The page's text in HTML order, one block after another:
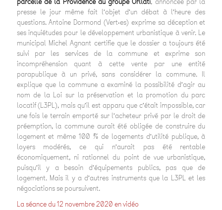
presse le jour même fait l’objet d’un débat à l’heure des
questions. Antoine Dormond (Vert·es) exprime sa déception et
ses inquiétudes pour le développement urbanistique à venir. Le
municipal Michel Agnant certifie que le dossier a toujours été
suivi par les services de la commune et exprime son
incompréhension quant à cette vente par une entité
parapublique à un privé, sans considérer la commune. Il
explique que la commune a examiné la possibilité d’agir au
nom de la Loi sur la préservation et la promotion du parc
locatif (L3PL), mais qu’il est apparu que c’était impossible, car
une fois le terrain emporté sur l’acheteur privé par le droit de
préemption, la commune aurait été obligée de construire du
logement et même 100 % de logements d’utilité publique, à
loyers modérés, ce qui n’aurait pas été rentable
économiquement, ni rationnel du point de vue urbanistique,
puisqu’il y a besoin d’équipements publics, pas que de
logement. Mais il y a d’autres instruments que la L3PL et les
négociations se poursuivent.
La séance du 12 novembre 2020 en vidéo